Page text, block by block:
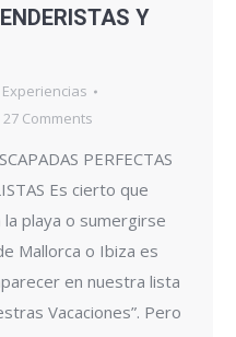
Y
Experiencias
27 Comments
PERFECTAS
Es cierto que
playa o sumergirse
Mallorca o Ibiza es
en nuestra lista
Vacaciones”. Pero